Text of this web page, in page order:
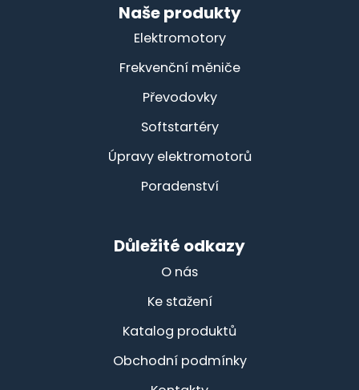
Naše produkty
Elektromotory
Frekvenční měniče
Převodovky
Softstartéry
Úpravy elektromotorů
Poradenství
Důležité odkazy
O nás
Ke stažení
Katalog produktů
Obchodní podmínky